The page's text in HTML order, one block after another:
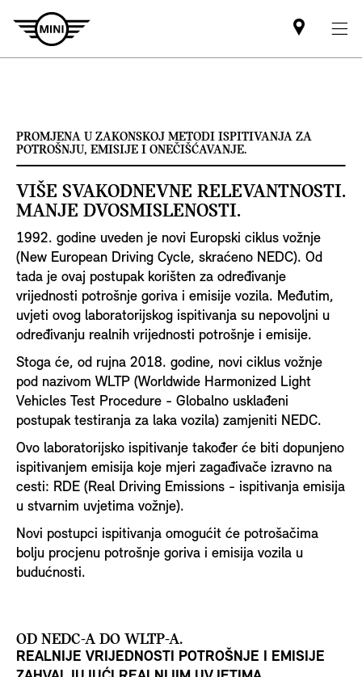
Mini
dealer
PROMJENA U ZAKONSKOJ METODI ISPITIVANJA ZA
POTROŠNJU, EMISIJE I ONEČIŠĆAVANJE.
VIŠE SVAKODNEVNE RELEVANTNOSTI.
MANJE DVOSMISLENOSTI.
1992. godine uveden je novi Europski ciklus vožnje
(New European Driving Cycle, skraćeno NEDC). Od
tada je ovaj postupak korišten za određivanje
vrijednosti potrošnje goriva i emisije vozila. Međutim,
uvjeti ovog laboratorijskog ispitivanja su nepovoljni u
određivanju realnih vrijednosti potrošnje i emisije.
Stoga će, od rujna 2018. godine, novi ciklus vožnje
pod nazivom WLTP (Worldwide Harmonized Light
Vehicles Test Procedure - Globalno usklađeni
postupak testiranja za laka vozila) zamjeniti NEDC.
Ovo laboratorijsko ispitivanje također će biti dopunjeno
ispitivanjem emisija koje mjeri zagađivače izravno na
cesti: RDE (Real Driving Emissions - ispitivanja emisija
u stvarnim uvjetima vožnje).
Novi postupci ispitivanja omogućit će potrošačima
bolju procjenu potrošnje goriva i emisija vozila u
budućnosti.
OD NEDC-A DO WLTP-A.
REALNIJE VRIJEDNOSTI POTROŠNJE I EMISIJE